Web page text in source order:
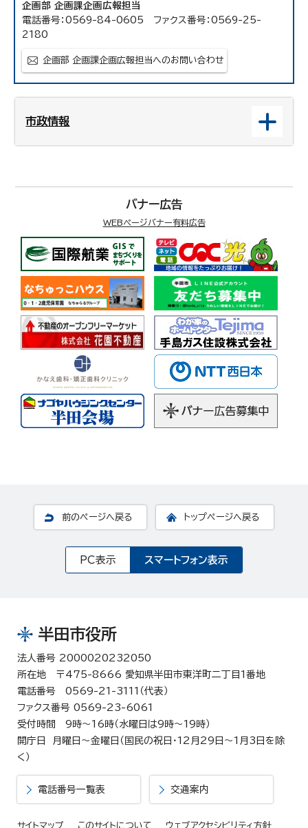
企画部 企画課企画広報担当
電話番号：0569-84-0605 ファクス番号：0569-25-
2180
企画部 企画課企画広報担当へのお問い合わせ
市政情報
バナー広告
WEBページバナー有料広告
前のページへ戻る トップページへ戻る
PC表示 スマートフォン表示
半田市役所
法人番号 2000020232050
所在地 〒475-8666 愛知県半田市東洋町二丁目1番地
電話番号 0569-21-3111（代表）
ファクス番号 0569-23-6061
受付時間 9時～16時（水曜日は9時～19時）
開庁日 月曜日～金曜日（国民の祝日・12月29日～1月3日を除
く）
電話番号一覧表 交通案内
サイトマップ このサイトについて ウェブアクセシビリティ方針